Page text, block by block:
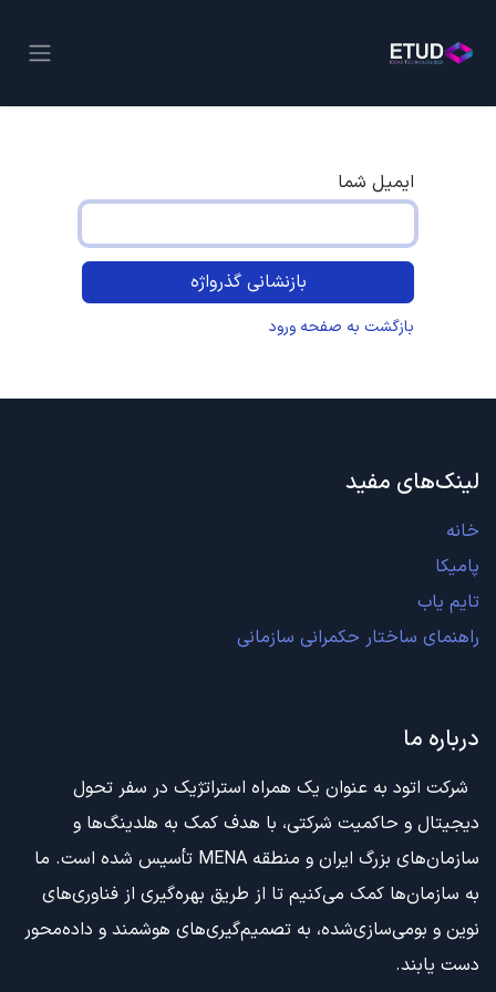
ایمیل شما
بازنشانی گذرواژه
بازگشت به صفحه ورود
لینک‌های مفید
خانه
پامیکا
تایم یاب
راهنمای ساختار حکمرانی سازمانی
درباره ما
شرکت اتود به عنوان یک همراه استراتژیک در سفر تحول
دیجیتال و حاکمیت شرکتی، با هدف کمک به هلدینگ‌ها و
سازمان‌های بزرگ ایران و منطقه MENA تأسیس شده است. ما
به سازمان‌ها کمک می‌کنیم تا از طریق بهره‌گیری از فناوری‌های
نوین و بومی‌سازی‌شده، به تصمیم‌گیری‌های هوشمند و داده‌محور
دست یابند.